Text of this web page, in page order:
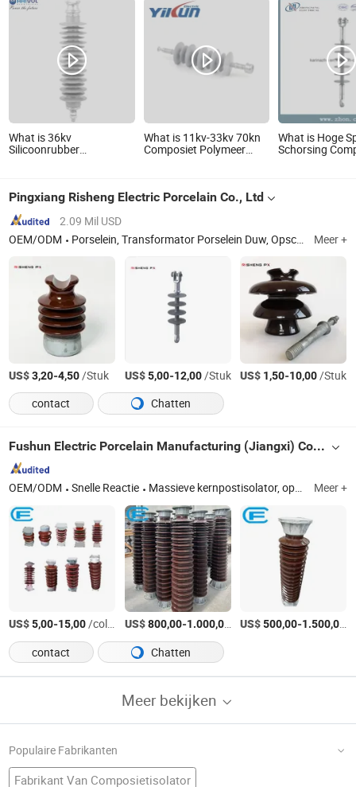
What is 36kv
Silicoonrubber
What is 11kv-33kv 70kn
Composiet Polymeer
What is Hoge
Schorsing
Pingxiang Risheng Electric Porcelain Co., Ltd
2.09 Mil USD
OEM/ODM
Porselein, Transformator Porselein Duw, Opschorting Porselein Isolatoren, Glazen Isolatoren, Pin Type Porselein Isolatoren, Post Porselein Isolatoren, Spoel Porselein Isolatoren, Haak Porselein Isolatoren, Blijf Isolatoren, Composiet Vezel Isolatoren Meer +
US$3,20-4,50/Stuk US$5,00-12,00/Stuk US$ 1,50-10,00/Stuk
contact
Chatten
Fushun Electric Porcelain Manufacturing (Jiangxi) Co., Ltd.
OEM/ODM Snelle Reactie Massieve kernpostisolator, opschortingisolator, zinkoxide-overspanningsafleider, bushing Meer +
US$5,00-15,00/columns US$800,00-1.000,00 /columns
US$500,00-1.500,00 /
contact
Chatten
Meer bekijken
Populaire Fabrikanten
Fabrikant Van Composietisolator